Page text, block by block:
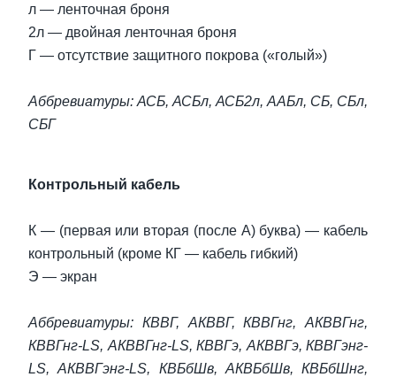
л — ленточная броня
2л — двойная ленточная броня
Г — отсутствие защитного покрова («голый»)
Аббревиатуры: АСБ, АСБл, АСБ2л, ААБл, СБ, СБл,
СБГ
Контрольный кабель
К — (первая или вторая (после А) буква) — кабель
контрольный (кроме КГ — кабель гибкий)
Э — экран
Аббревиатуры: КВВГ, АКВВГ, КВВГнг, АКВВГнг,
КВВГнг-LS, АКВВГнг-LS, КВВГэ, АКВВГэ, КВВГэнг-
LS, АКВВГэнг-LS, КВБбШв, АКВБбШв, КВБбШнг,